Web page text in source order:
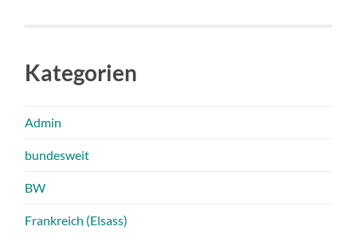
Kategorien
Admin
bundesweit
BW
Frankreich (Elsass)